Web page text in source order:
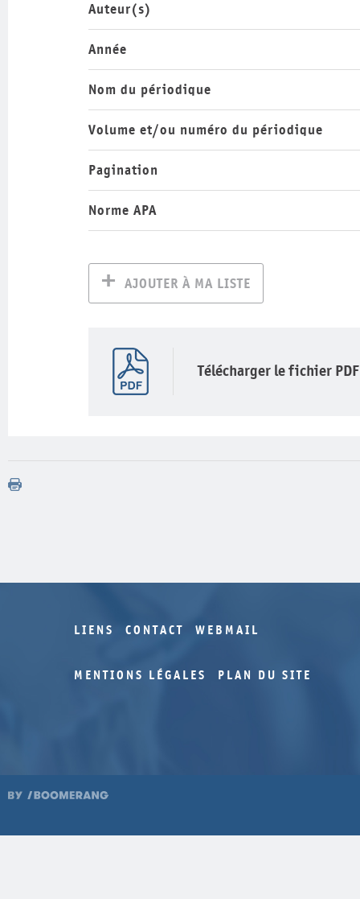
Auteur(s)
Année
Nom du périodique
Volume et/ou numéro du périodique
Pagination
Norme APA
AJOUTER À MA LISTE
Télécharger le fichier PDF
LIENS CONTACT WEBMAIL
MENTIONS LÉGALES PLAN DU SITE